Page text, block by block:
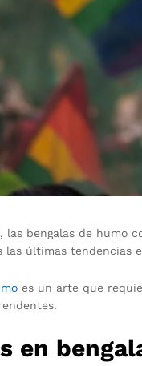
las bengalas de humo
las últimas tendencias
es un arte que
en